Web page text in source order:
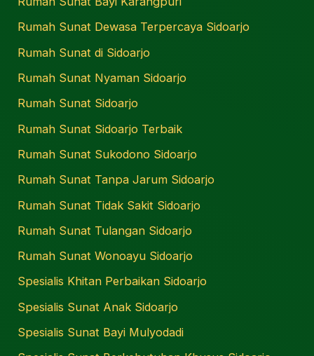
Rumah Sunat Dewasa Terpercaya Sidoarjo
Rumah Sunat di Sidoarjo
Rumah Sunat Nyaman Sidoarjo
Rumah Sunat Sidoarjo
Rumah Sunat Sidoarjo Terbaik
Rumah Sunat Sukodono Sidoarjo
Rumah Sunat Tanpa Jarum Sidoarjo
Rumah Sunat Tidak Sakit Sidoarjo
Rumah Sunat Tulangan Sidoarjo
Rumah Sunat Wonoayu Sidoarjo
Spesialis Khitan Perbaikan Sidoarjo
Spesialis Sunat Anak Sidoarjo
Spesialis Sunat Bayi Mulyodadi